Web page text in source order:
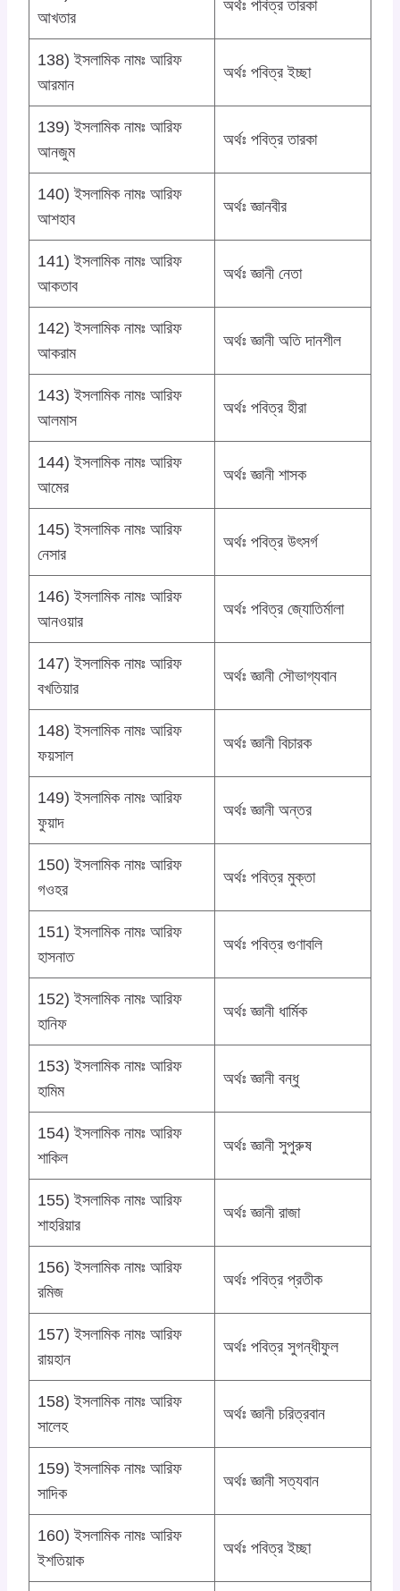
আখতার
অর্থঃ পবিত্র তারকা
138) ইসলামিক নামঃ আরিফ
আরমান
অর্থঃ পবিত্র ইচ্ছা
139) ইসলামিক নামঃ আরিফ
আনজুম
অর্থঃ পবিত্র তারকা
140) ইসলামিক নামঃ আরিফ
আশহাব
অর্থঃ জ্ঞানবীর
141) ইসলামিক নামঃ আরিফ
আকতাব
অর্থঃ জ্ঞানী নেতা
142) ইসলামিক নামঃ আরিফ
আকরাম
অর্থঃ জ্ঞানী অতি দানশীল
143) ইসলামিক নামঃ আরিফ
আলমাস
অর্থঃ পবিত্র হীরা
144) ইসলামিক নামঃ আরিফ
আমের
অর্থঃ জ্ঞানী শাসক
145) ইসলামিক নামঃ আরিফ
নেসার
অর্থঃ পবিত্র উৎসর্গ
146) ইসলামিক নামঃ আরিফ
আনওয়ার
অর্থঃ পবিত্র জ্যোতির্মালা
147) ইসলামিক নামঃ আরিফ
বখতিয়ার
অর্থঃ জ্ঞানী সৌভাগ্যবান
148) ইসলামিক নামঃ আরিফ
ফয়সাল
অর্থঃ জ্ঞানী বিচারক
149) ইসলামিক নামঃ আরিফ
ফুয়াদ
অর্থঃ জ্ঞানী অন্তর
150) ইসলামিক নামঃ আরিফ
গওহর
অর্থঃ পবিত্র মুক্তা
151) ইসলামিক নামঃ আরিফ
হাসনাত
অর্থঃ পবিত্র গুণাবলি
152) ইসলামিক নামঃ আরিফ
হানিফ
অর্থঃ জ্ঞানী ধার্মিক
153) ইসলামিক নামঃ আরিফ
হামিম
অর্থঃ জ্ঞানী বন্ধু
154) ইসলামিক নামঃ আরিফ
শাকিল
অর্থঃ জ্ঞানী সুপুরুষ
155) ইসলামিক নামঃ আরিফ
শাহরিয়ার
অর্থঃ জ্ঞানী রাজা
156) ইসলামিক নামঃ আরিফ
রমিজ
অর্থঃ পবিত্র প্রতীক
157) ইসলামিক নামঃ আরিফ
রায়হান
অর্থঃ পবিত্র সুগন্ধীফুল
158) ইসলামিক নামঃ আরিফ
সালেহ
অর্থঃ জ্ঞানী চরিত্রবান
159) ইসলামিক নামঃ আরিফ
সাদিক
অর্থঃ জ্ঞানী সত্যবান
160) ইসলামিক নামঃ আরিফ
ইশতিয়াক
অর্থঃ পবিত্র ইচ্ছা